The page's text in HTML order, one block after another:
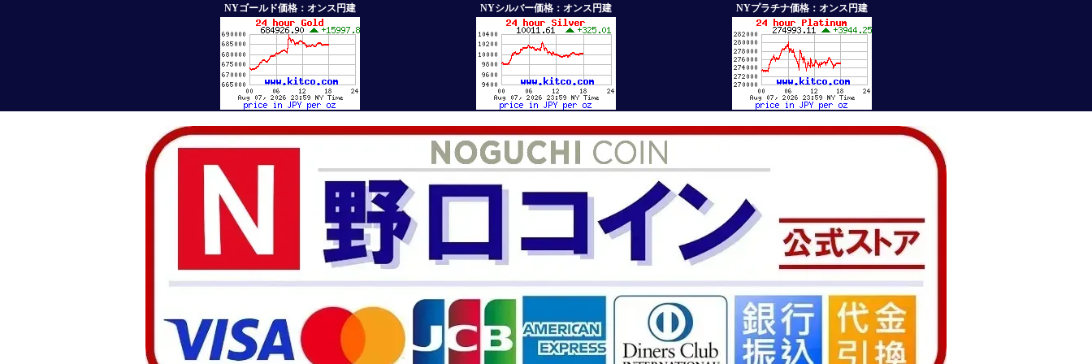
NYゴールド価格：オンス円建 NYシルバー価格：オンス円建 NYプラチナ価格：オンス円建